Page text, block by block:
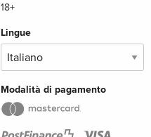
18+
Lingue
Modalità di pagamento